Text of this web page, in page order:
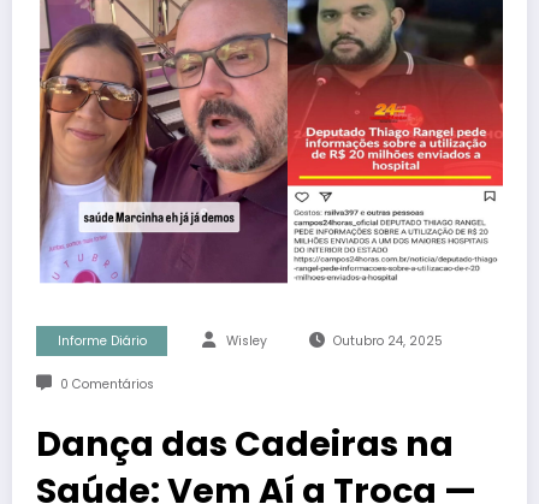
Informe Diário Wisley Outubro 24, 2025
0 Comentários
Dança das Cadeiras na
Saúde: Vem Aí a Troca —